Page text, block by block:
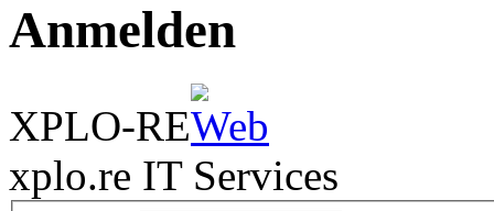
Anmelden
XPLO-RE
xplo.re IT Services